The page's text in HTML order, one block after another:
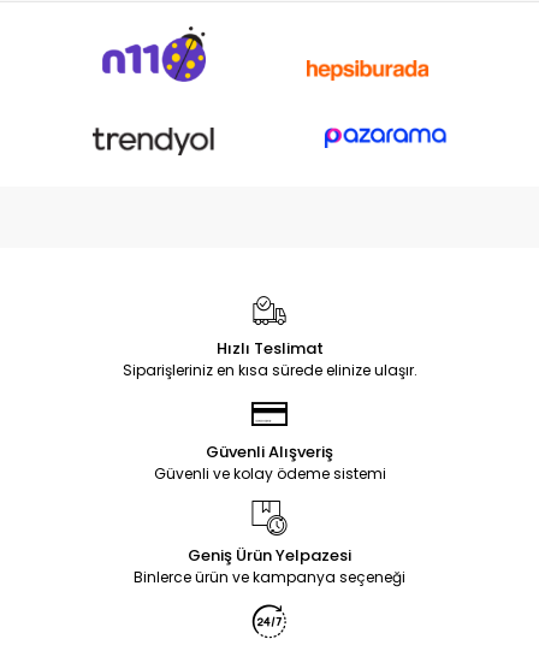
Hızlı Teslimat
Siparişleriniz en kısa sürede elinize ulaşır.
Güvenli Alışveriş
Güvenli ve kolay ödeme sistemi
Geniş Ürün Yelpazesi
Binlerce ürün ve kampanya seçeneği